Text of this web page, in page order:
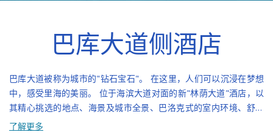
巴库大道侧酒店
巴库大道被称为城市的"钻石宝石"。 在这里，人们可以沉浸在梦想
中，感受里海的美丽。 位于海滨大道对面的新"林荫大道"酒店，以
其精心挑选的地点、海景及城市全景、巴洛克式的室内环境、舒适
的环境、专业的服务，当然还有实惠的价格，吸引了我们城市的客
了解更多